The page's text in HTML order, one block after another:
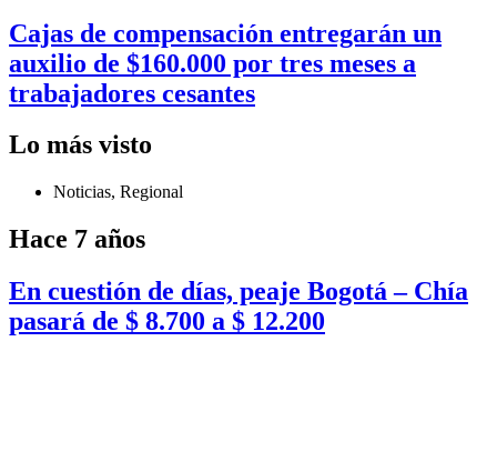
Cajas de compensación entregarán un
auxilio de $160.000 por tres meses a
trabajadores cesantes
Lo más visto
Noticias, Regional
Hace 7 años
En cuestión de días, peaje Bogotá – Chía
pasará de $ 8.700 a $ 12.200